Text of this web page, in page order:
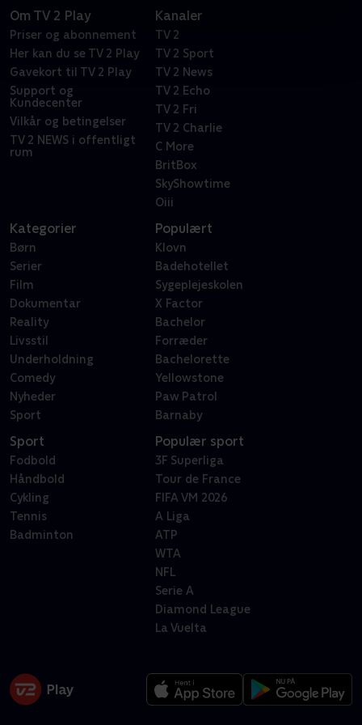
Om TV 2 Play
Priser og abonnement
Her kan du se TV 2 Play
Gavekort til TV 2 Play
Support og
Kundecenter
Vilkår og betingelser
TV 2 NEWS i offentligt
rum
Kanaler
TV 2
TV 2 Sport
TV 2 News
TV 2 Echo
TV 2 Fri
TV 2 Charlie
C More
BritBox
SkyShowtime
Oiii
Kategorier
Børn
Serier
Film
Dokumentar
Reality
Livsstil
Underholdning
Comedy
Nyheder
Sport
Populært
Klovn
Badehotellet
Sygeplejeskolen
X Factor
Bachelor
Forræder
Bachelorette
Yellowstone
Paw Patrol
Barnaby
Sport
Fodbold
Håndbold
Cykling
Tennis
Badminton
Populær sport
3F Superliga
Tour de France
FIFA VM 2026
A Liga
ATP
WTA
NFL
Serie A
Diamond League
La Vuelta